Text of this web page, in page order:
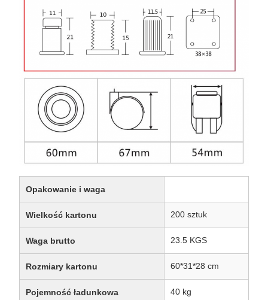
Opakowanie i waga
Wielkość kartonu 200 sztuk
Waga brutto 23.5 KGS
Rozmiary kartonu 60*31*28 cm
Pojemność ładunkowa 40 kg